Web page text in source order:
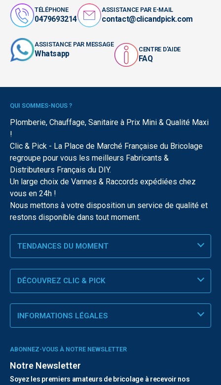
TÉLÉPHONE
0479693214
ASSISTANCE PAR E-MAIL
contact@clicandpick.com
ASSISTANCE PAR MESSAGE
Whatsapp CENTRE D'AIDE
FAQ
QUI SOMMES-NOUS ?
Plomberie, Chauffage, Sanitaire à Prix Mini & Qualité Maxi
!
Clic & Pick - La Place de Marché Française du Bricolage
regroupe pour vous les meilleurs Fabricants &
Distributeurs Français du DIY.
Un large choix de Vannes & Raccords expédiées chez
vous en 24h !
Nous mettons à votre disposition un service de qualité et
restons disponible dans tout moment.
TENDANCES DU MOMENT
DÉCOUVREZ CLIC & PICK
INFORMATIONS LÉGALES
ABONNEZ-VOUS À NOTRE NEWSLETTER
Notre Newsletter
Soyez les premiers amateurs de bricolage à recevoir nos